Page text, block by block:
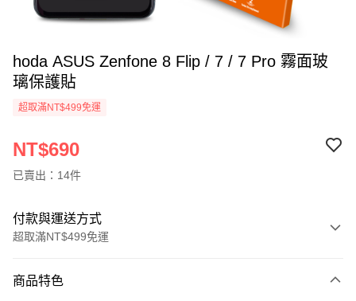
hoda ASUS Zenfone 8 Flip / 7 / 7 Pro 霧面玻
璃保護貼
超取滿NT$499免運
NT$690
已賣出：14件
付款與運送方式
超取滿NT$499免運
信用卡一次付款
商品特色